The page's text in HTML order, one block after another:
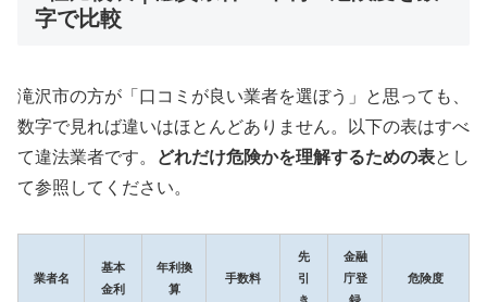
字で比較
滝沢市の方が「口コミが良い業者を選ぼう」と思っても、
数字で見れば違いはほとんどありません。以下の表はすべ
て違法業者です。
どれだけ危険かを理解するための表とし
て参照してください。
業者名
基本
金利
年利換
算
手数料
先
引
金融
庁登
危険度